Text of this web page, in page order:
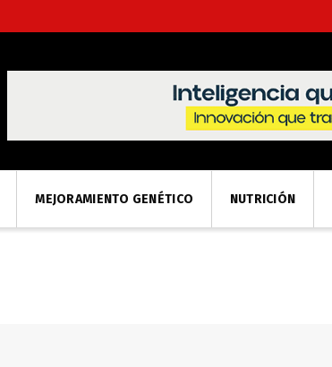
MEJORAMIENTO GENÉTICO NUTRICIÓN